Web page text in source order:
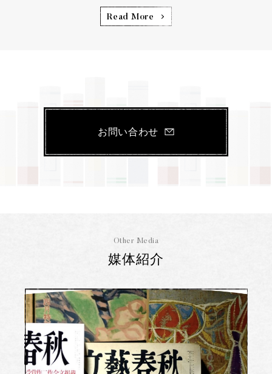
Read More
お問い合わせ
Other Media
媒体紹介